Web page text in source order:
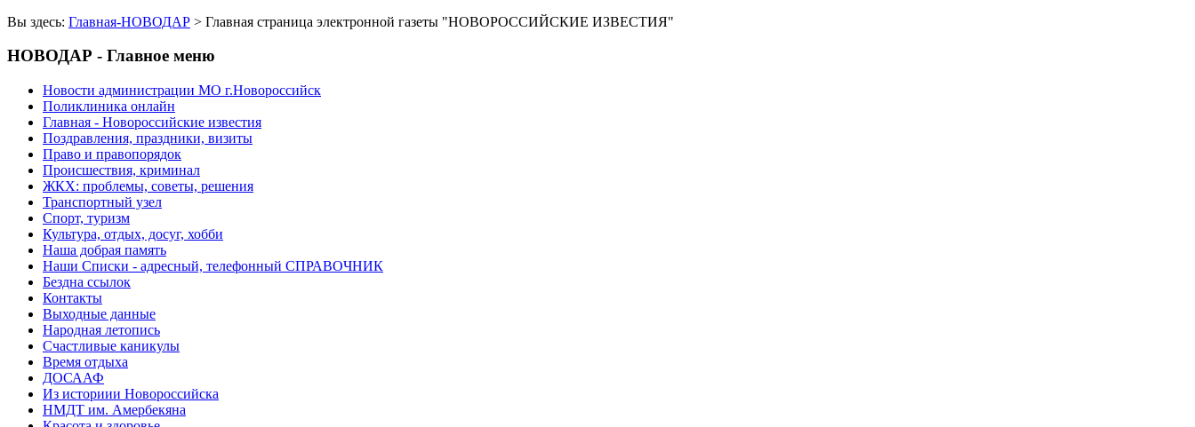
Вы здесь: Главная-НОВОДАР > Главная страница электронной газеты "НОВОРОССИЙСКИЕ ИЗВЕСТИЯ"
НОВОДАР - Главное меню
Новости администрации МО г.Новороссийск
Поликлиника онлайн
Главная - Новороссийские известия
Поздравления, праздники, визиты
Право и правопорядок
Происшествия, криминал
ЖКХ: проблемы, советы, решения
Транспортный узел
Спорт, туризм
Культура, отдых, досуг, хобби
Наша добрая память
Наши Списки - адресный, телефонный СПРАВОЧНИК
Бездна ссылок
Контакты
Выходные данные
Народная летопись
Счастливые каникулы
Время отдыха
ДОСААФ
Из историии Новороссийска
НМДТ им. Амербекяна